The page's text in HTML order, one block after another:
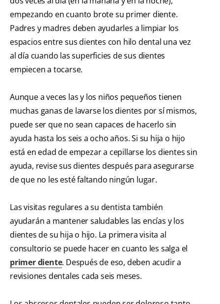
empezando en cuanto brote su primer diente.
Padres y madres deben ayudarles a limpiar los
espacios entre sus dientes con hilo dental una vez
al día cuando las superficies de sus dientes
empiecen a tocarse.
Aunque a veces las y los niños pequeños tienen
muchas ganas de lavarse los dientes por sí mismos,
puede ser que no sean capaces de hacerlo sin
ayuda hasta los seis a ocho años. Si su hija o hijo
está en edad de empezar a cepillarse los dientes sin
ayuda, revise sus dientes después para asegurarse
de que no les esté faltando ningún lugar.
Las visitas regulares a su dentista también
ayudarán a mantener saludables las encías y los
dientes de su hija o hijo. La primera visita al
consultorio se puede hacer en cuanto les salga el
primer diente. Después de eso, deben acudir a
revisiones dentales cada seis meses.